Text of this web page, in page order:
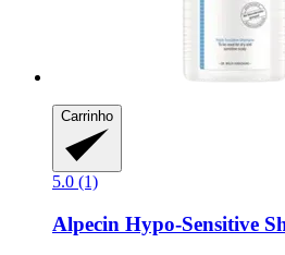
Carrinho
5.0 (1)
Alpecin Hypo-​Sensitive